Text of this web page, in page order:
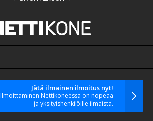
Jätä ilmainen ilmoitus nyt!
Ilmoittaminen Nettikoneessa on nopeaa
ja yksityishenkilöille ilmaista.